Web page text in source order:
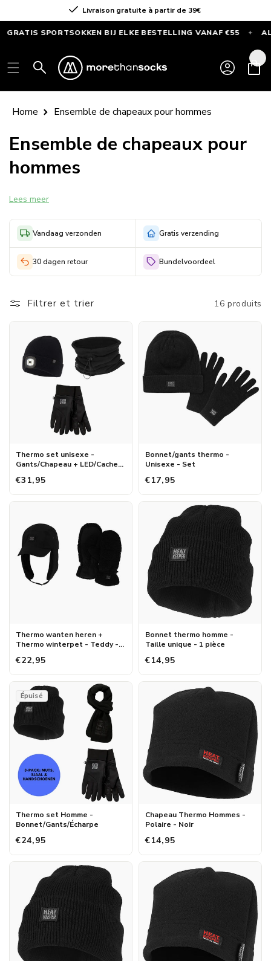
contenu
Commandé avant 16h = expédié le jour même
SPORTSOKKEN BIJ ELKE BESTELLING VANAF €55 ✦
SPORTSOKKEN
bij
elke
bestelling
€55
Alleen
maand
Connexion Panier
Home Ensemble de chapeaux pour hommes
Ensemble de chapeaux pour
hommes
Lees meer
Vandaag verzonden Gratis verzending
30 dagen retour Bundelvoordeel
Filtrer et trier 16 produits
Thermo set unisexe -
Gants/Chapeau + LED/Cache-
€31,95
Bonnet/gants thermo -
Unisexe - Set
€17,95
Thermo wanten heren +
Thermo winterpet - Teddy -
€22,95
Bonnet thermo homme -
Taille unique - 1 pièce
€14,95
Épuisé
Thermo set Homme -
Bonnet/Gants/Écharpe
€24,95
Chapeau Thermo Hommes -
Polaire - Noir
€14,95